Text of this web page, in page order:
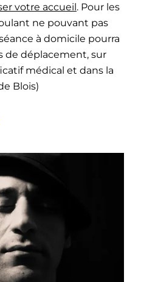
votre accueil. Pour les
ne pouvant pas
à domicile pourra
de déplacement, sur
médical et dans la
Blois)